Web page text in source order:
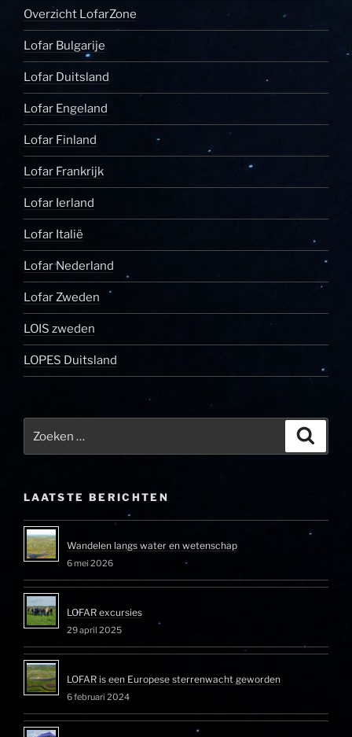
Overzicht LofarZone
Lofar Bulgarije
Lofar Duitsland
Lofar Engeland
Lofar Finland
Lofar Frankrijk
Lofar Ierland
Lofar Italië
Lofar Nederland
Lofar Zweden
LOIS zweden
LOPES Duitsland
naar:
LAATSTE BERICHTEN
Wandelen langs water en wetenschap
6 mei 2026
LOFAR excursies
29 april 2025
LOFAR is een Europese sterrenwacht geworden
6 februari 2024